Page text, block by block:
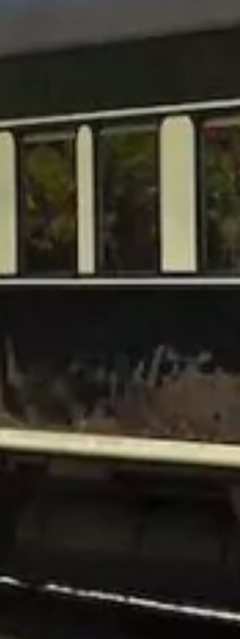
afrykańskiej ceramiki
zwiedzania RPA w nietypowy sposób
BIURA AMAZONKA TRAVEL
głównie dla klientów indywidualnych lub małych